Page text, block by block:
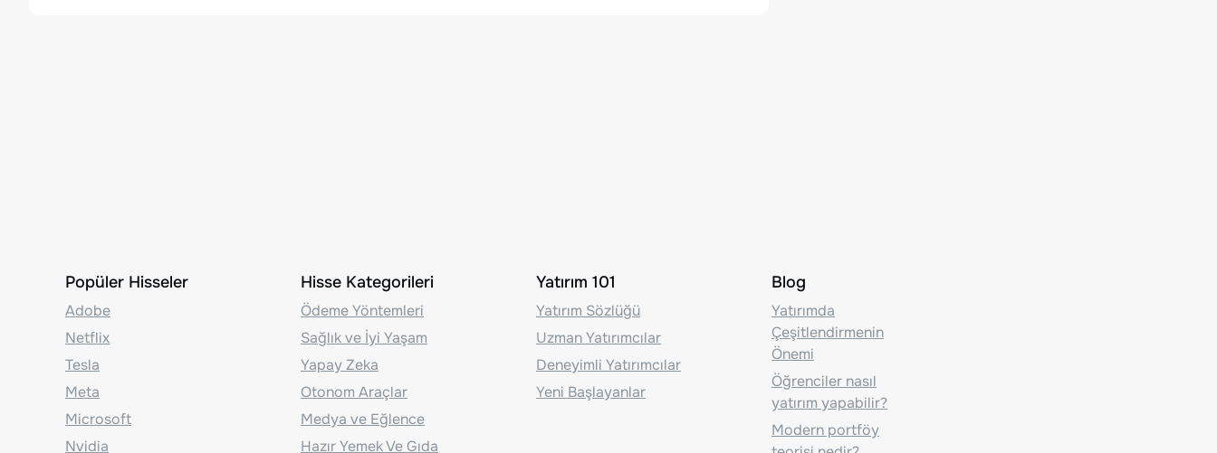
Popüler Hisseler
Adobe
Netflix
Tesla
Meta
Microsoft
Nvidia
Hisse Kategorileri
Ödeme Yöntemleri
Sağlık ve İyi Yaşam
Yapay Zeka
Otonom Araçlar
Medya ve Eğlence
Hazır Yemek Ve Gıda
Yatırım 101
Yatırım Sözlüğü
Uzman Yatırımcılar
Deneyimli Yatırımcılar
Yeni Başlayanlar
Blog
Yatırımda
Çeşitlendirmenin
Önemi
Öğrenciler nasıl
yatırım yapabilir?
Modern portföy